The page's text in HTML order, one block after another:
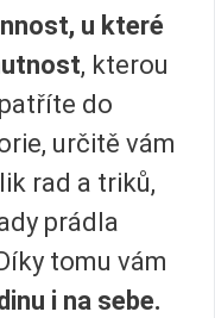
u které
, kterou
do
určitě vám
rad a triků,
prádla
tomu vám
i na sebe.